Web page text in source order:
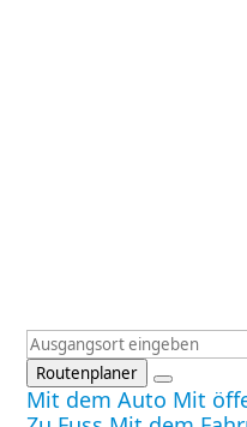
Routenplaner
Mit dem Auto Mit